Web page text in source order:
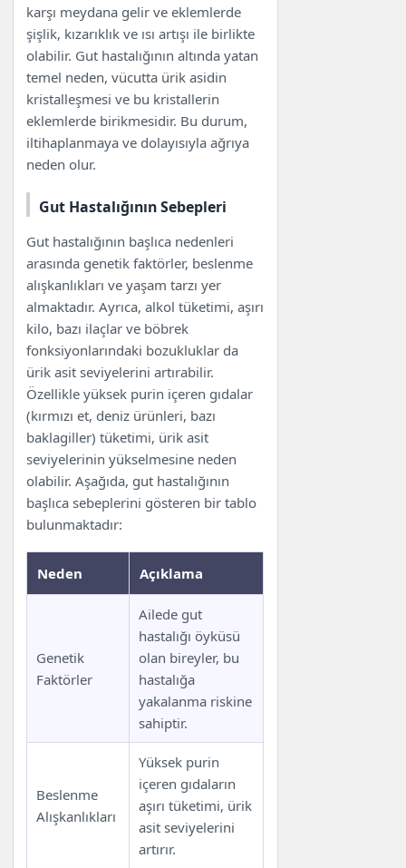
karşı meydana gelir ve eklemlerde
şişlik, kızarıklık ve ısı artışı ile birlikte
olabilir. Gut hastalığının altında yatan
temel neden, vücutta ürik asidin
kristalleşmesi ve bu kristallerin
eklemlerde birikmesidir. Bu durum,
iltihaplanmaya ve dolayısıyla ağrıya
neden olur.
Gut Hastalığının Sebepleri
Gut hastalığının başlıca nedenleri
arasında genetik faktörler, beslenme
alışkanlıkları ve yaşam tarzı yer
almaktadır. Ayrıca, alkol tüketimi, aşırı
kilo, bazı ilaçlar ve böbrek
fonksiyonlarındaki bozukluklar da
ürik asit seviyelerini artırabilir.
Özellikle yüksek purin içeren gıdalar
(kırmızı et, deniz ürünleri, bazı
baklagiller) tüketimi, ürik asit
seviyelerinin yükselmesine neden
olabilir. Aşağıda, gut hastalığının
başlıca sebeplerini gösteren bir tablo
bulunmaktadır:
Neden Açıklama
Genetik
Faktörler
Ailede gut
hastalığı öyküsü
olan bireyler, bu
hastalığa
yakalanma riskine
sahiptir.
Beslenme
Alışkanlıkları
Yüksek purin
içeren gıdaların
aşırı tüketimi, ürik
asit seviyelerini
artırır.